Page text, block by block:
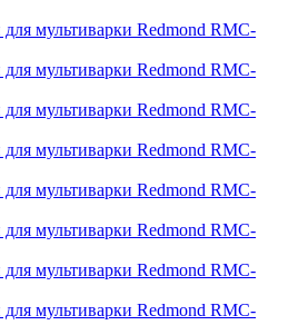
для мультиварки Redmond RMC-
для мультиварки Redmond RMC-
для мультиварки Redmond RMC-
для мультиварки Redmond RMC-
для мультиварки Redmond RMC-
для мультиварки Redmond RMC-
для мультиварки Redmond RMC-
для мультиварки Redmond RMC-